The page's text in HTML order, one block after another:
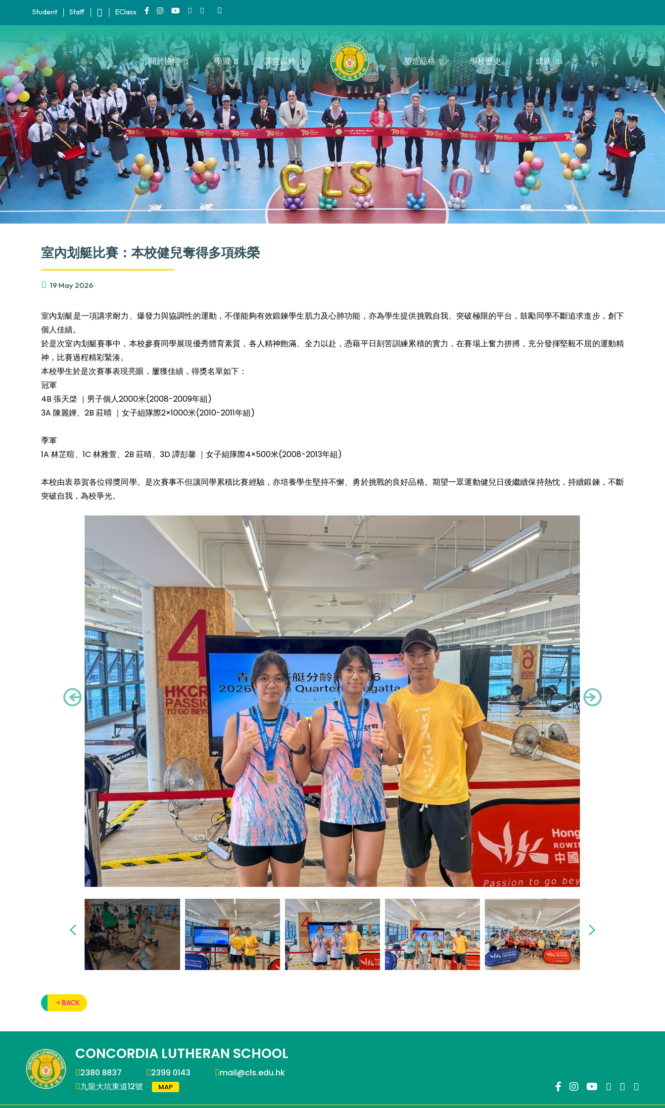
Student Staff EClass
關於協同 學習 課堂以外 塑造品格 學校歷史 成就
室內划艇比賽：本校健兒奪得多項殊榮
19 May 2026
室內划艇是一項講求耐力、爆發力與協調性的運動，不僅能夠有效鍛鍊學生肌力及心肺功能，亦為學生提供挑戰自我、突破極限的平台，鼓勵同學不斷追求進步，創下
個人佳績。
於是次室內划艇賽事中，本校參賽同學展現優秀體育素質，各人精神飽滿、全力以赴，憑藉平日刻苦訓練累積的實力，在賽場上奮力拼搏，充分發揮堅毅不屈的運動精
神，比賽過程精彩緊湊。
本校學生於是次賽事表現亮眼，屢獲佳績，得獎名單如下：
冠軍
4B 張天棨 ｜男子個人2000米(2008-2009年組)
3A 陳麗嬅、2B 莊晴 ｜女子組隊際2×1000米(2010-2011年組)
季軍
1A 林芷暄、1C 林雅萱、2B 莊晴、3D 譚彭馨 ｜女子組隊際4×500米(2008-2013年組)
本校由衷恭賀各位得獎同學。是次賽事不但讓同學累積比賽經驗，亦培養學生堅持不懈、勇於挑戰的良好品格。期望一眾運動健兒日後繼續保持熱忱，持續鍛鍊，不斷
突破自我，為校爭光。
< BACK
CONCORDIA LUTHERAN SCHOOL
2380 8837 2399 0143
mail@cls.edu.hk
九龍大坑東道12號
MAP